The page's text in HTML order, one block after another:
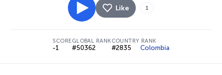
Like 1
SCORE
-1
GLOBAL RANK
#50362
COUNTRY RANK
#2835 Colombia